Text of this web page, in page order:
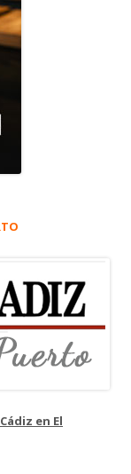
en El